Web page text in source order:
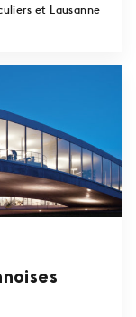
et Lausanne